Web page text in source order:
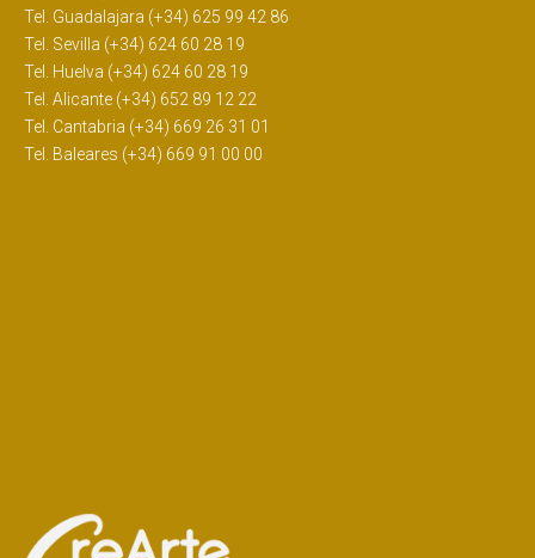
Tel. Guadalajara (+34) 625 99 42 86
Tel. Sevilla (+34) 624 60 28 19
Tel. Huelva (+34) 624 60 28 19
Tel. Alicante (+34) 652 89 12 22
Tel. Cantabria (+34) 669 26 31 01
Tel. Baleares (+34) 669 91 00 00